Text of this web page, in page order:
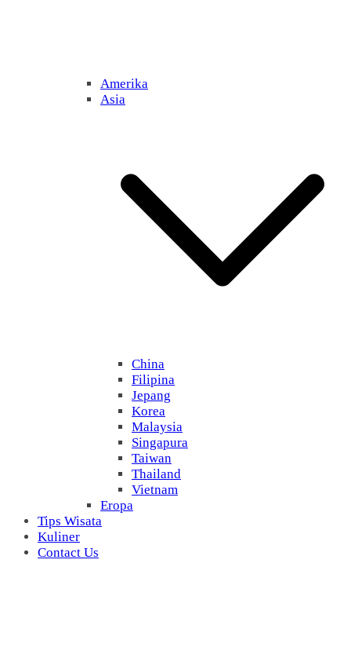
Amerika
Asia
China
Filipina
Jepang
Korea
Malaysia
Singapura
Taiwan
Thailand
Vietnam
Eropa
Tips Wisata
Kuliner
Contact Us